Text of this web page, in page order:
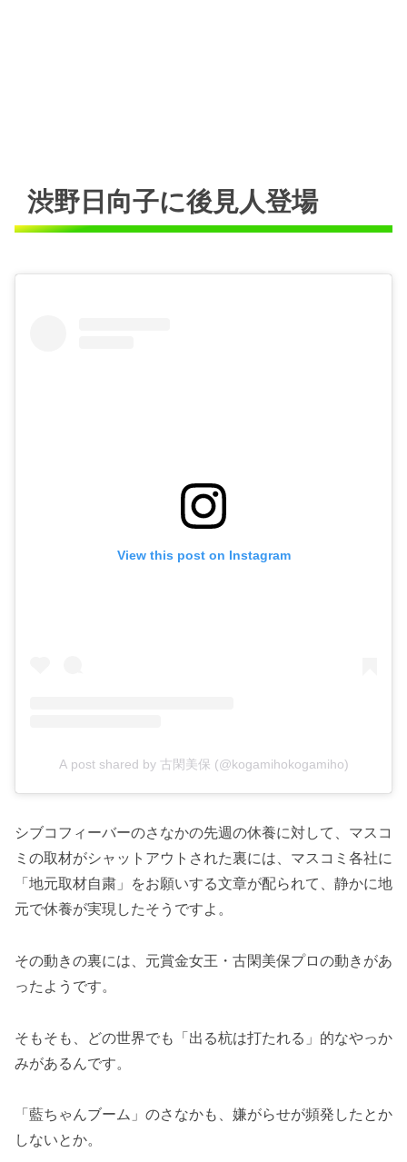
渋野日向子に後見人登場
View this post on Instagram
A post shared by 古閑美保 (@kogamihokogamiho)
シブコフィーバーのさなかの先週の休養に対して、マスコ
ミの取材がシャットアウトされた裏には、マスコミ各社に
「地元取材自粛」をお願いする文章が配られて、静かに地
元で休養が実現したそうですよ。
その動きの裏には、元賞金女王・古閑美保プロの動きがあ
ったようです。
そもそも、どの世界でも「出る杭は打たれる」的なやっか
みがあるんです。
「藍ちゃんブーム」のさなかも、嫌がらせが頻発したとか
しないとか。